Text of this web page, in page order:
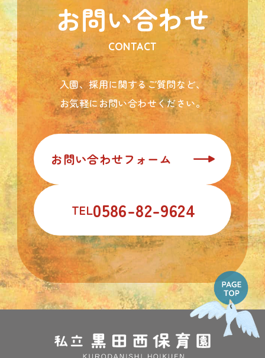
TOP
園について
入園案内
お知らせ
お問い合わせ
愛知県一宮市木曽川町黒田字北宿四ノ切80番
お問い合わせ
CONTACT
入園、採用に関するご質問など、
お気軽にお問い合わせください。
お問い合わせフォーム
TEL0586-82-9624